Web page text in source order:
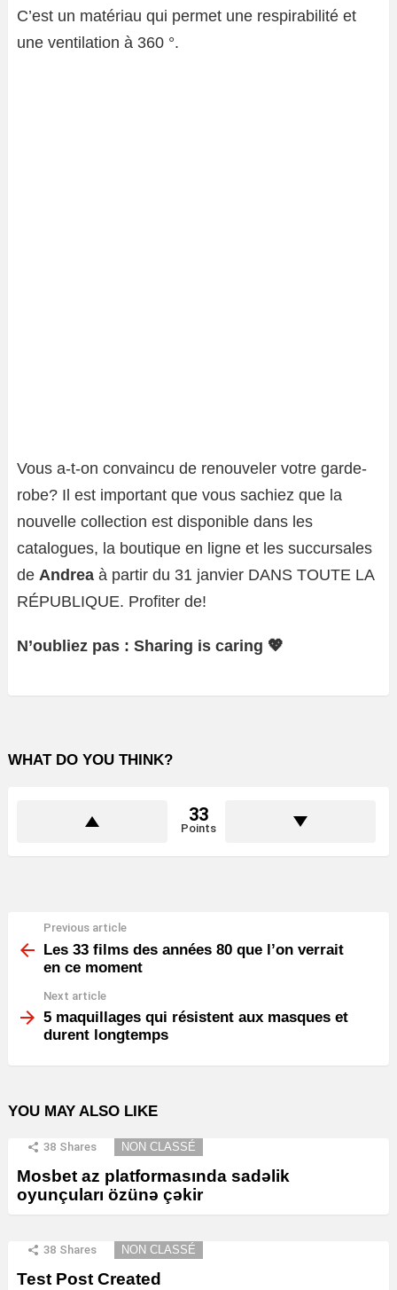
C’est un matériau qui permet une respirabilité et
une ventilation à 360 °.
Vous a-t-on convaincu de renouveler votre garde-
robe? Il est important que vous sachiez que la
nouvelle collection est disponible dans les
catalogues, la boutique en ligne et les succursales
de Andrea à partir du 31 janvier DANS TOUTE LA
RÉPUBLIQUE. Profiter de!
N’oubliez pas : Sharing is caring 💖
WHAT DO YOU THINK?
33
Points
more
Previous article
Les 33 films des années 80 que l’on verrait
en ce moment
Next article
5 maquillages qui résistent aux masques et
durent longtemps
YOU MAY ALSO LIKE
38 Shares NON CLASSÉ
Mosbet az platformasında sadəlik
oyunçuları özünə çəkir
38 Shares NON CLASSÉ
Test Post Created